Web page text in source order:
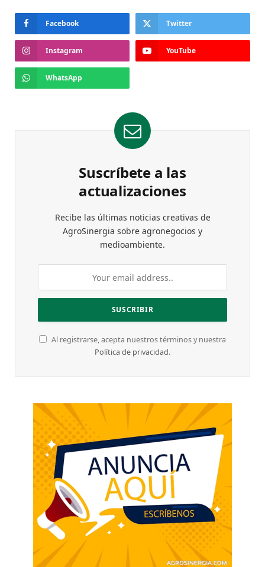
Facebook Twitter
Instagram YouTube
WhatsApp
Suscríbete a las
actualizaciones
Recibe las últimas noticias creativas de
AgroSinergia sobre agronegocios y
medioambiente.
Al registrarse, acepta nuestros términos y nuestra
Política de privacidad.